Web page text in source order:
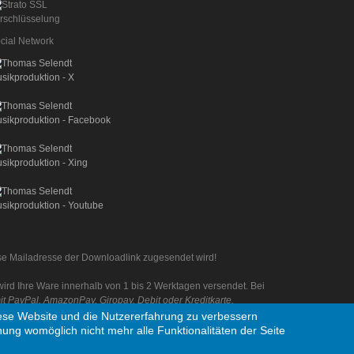
Network
Mailadresse der Downloadlink zugesendet wird!
Ihre Ware innerhalb von 1 bis 2 Werktagen versendet. Bei
AmazonPay, Giropay, Debit oder Kreditkarte.
Website und die Nutzererfahrung zu verbessern
womöglich nicht mehr alle Funktionalitäten der Seite